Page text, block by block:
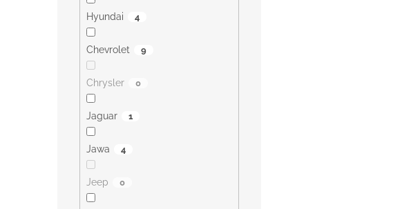
Hyundai 4
Chevrolet 9
Chrysler 0
Jaguar 1
Jawa 4
Jeep 0